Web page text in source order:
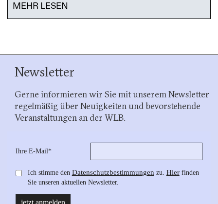
MEHR LESEN
Newsletter
Gerne informieren wir Sie mit unserem Newsletter
regelmäßig über Neuigkeiten und bevorstehende
Veranstaltungen an der WLB.